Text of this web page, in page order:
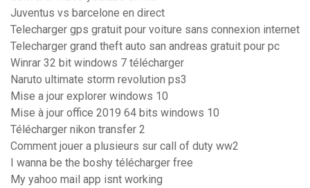
Juventus vs barcelone en direct
Telecharger gps gratuit pour voiture sans connexion internet
Telecharger grand theft auto san andreas gratuit pour pc
Winrar 32 bit windows 7 télécharger
Naruto ultimate storm revolution ps3
Mise a jour explorer windows 10
Mise à jour office 2019 64 bits windows 10
Télécharger nikon transfer 2
Comment jouer a plusieurs sur call of duty ww2
I wanna be the boshy télécharger free
My yahoo mail app isnt working